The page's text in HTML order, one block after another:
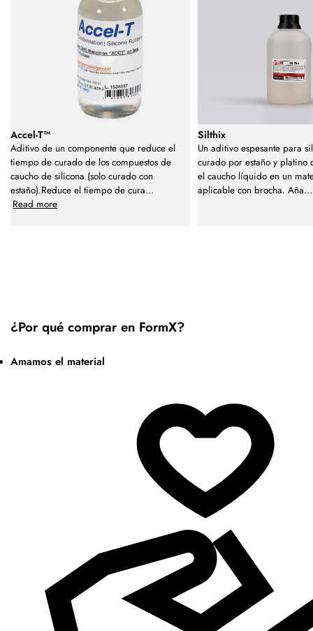
Accel-T™
Aditivo de un componente que reduce el
tiempo de curado de los compuestos de
caucho de silicona (solo curado con
estaño).Reduce el tiempo de cura...
Read more
Silthix
Un aditivo espesante para
curado por estaño y platino
el caucho líquido en un
aplicable con brocha. Aña...
¿Por qué comprar en FormX?
Amamos el material